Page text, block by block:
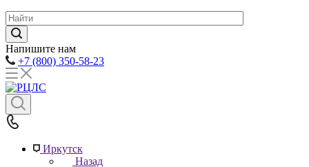
Напишите нам
+7 (800) 350-58-23
Иркутск
Назад